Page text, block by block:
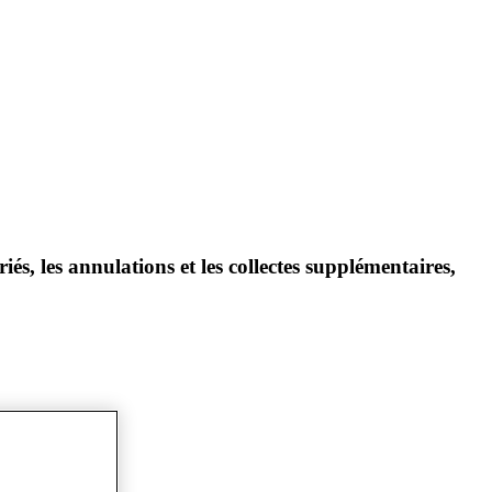
les annulations et les collectes supplémentaires,